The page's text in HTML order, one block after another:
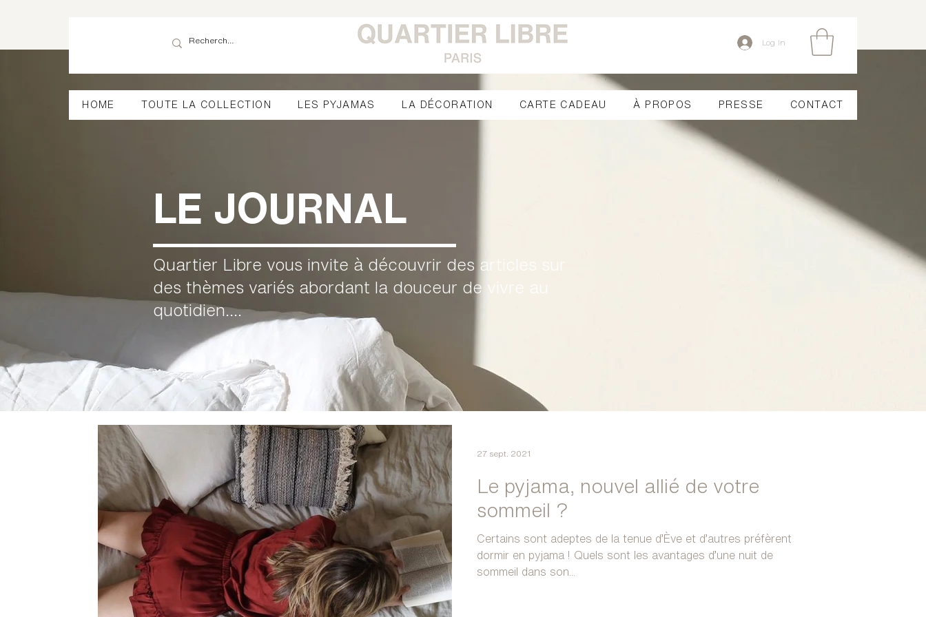
Log In
HOME TOUTE LA COLLECTION LES PYJAMAS LA DÉCORATION CARTE CADEAU À PROPOS PRESSE CONTACT
LE JOURNAL
Quartier Libre vous invite à découvrir des articles sur
des thèmes variés abordant la douceur de vivre au
quotidien....
Le pyjama, nouvel allié de votre
sommeil ?
Certains sont adeptes de la tenue d’Ève et d’autres préfèrent
dormir en pyjama ! Quels sont les avantages d’une nuit de
sommeil dans son...
27 sept. 2021